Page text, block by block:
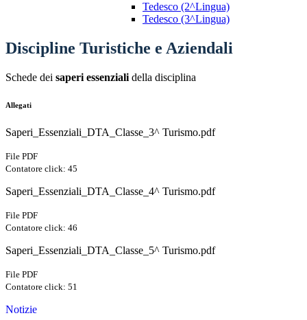
Tedesco (2^Lingua)
Tedesco (3^Lingua)
Discipline Turistiche e Aziendali
Schede dei saperi essenziali della disciplina
Allegati
Saperi_Essenziali_DTA_Classe_3^ Turismo.pdf
File PDF
Contatore click: 45
Saperi_Essenziali_DTA_Classe_4^ Turismo.pdf
File PDF
Contatore click: 46
Saperi_Essenziali_DTA_Classe_5^ Turismo.pdf
File PDF
Contatore click: 51
Notizie